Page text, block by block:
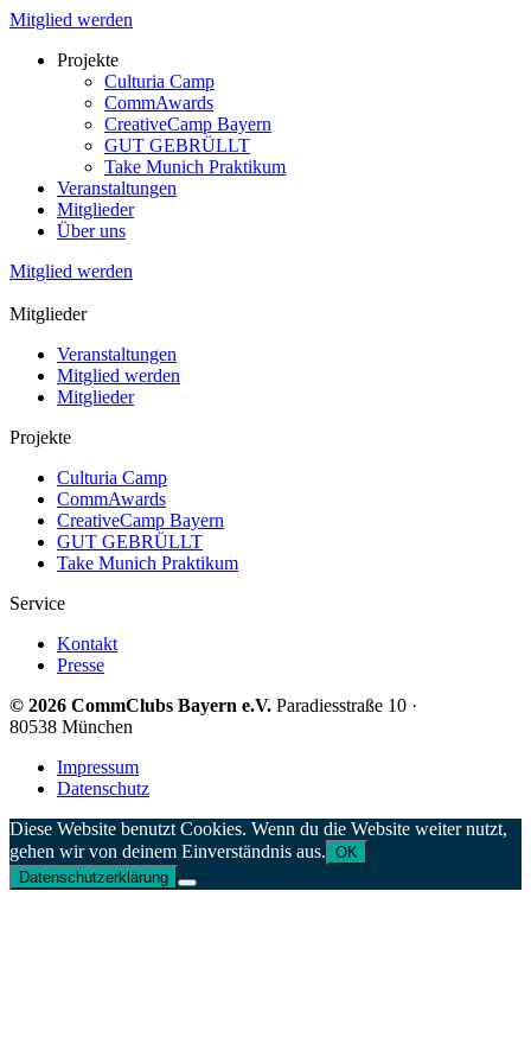
Mitglied werden
Projekte
Culturia Camp
CommAwards
CreativeCamp Bayern
GUT GEBRÜLLT
Take Munich Praktikum
Veranstaltungen
Mitglieder
Über uns
Mitglied werden
Mitglieder
Veranstaltungen
Mitglied werden
Mitglieder
Projekte
Culturia Camp
CommAwards
CreativeCamp Bayern
GUT GEBRÜLLT
Take Munich Praktikum
Service
Kontakt
Presse
© 2026 CommClubs Bayern e.V. Paradiesstraße 10 ·
80538 München
Impressum
Datenschutz
Diese Website benutzt Cookies. Wenn du die Website weiter nutzt,
gehen wir von deinem Einverständnis aus. OK
Datenschutzerklärung